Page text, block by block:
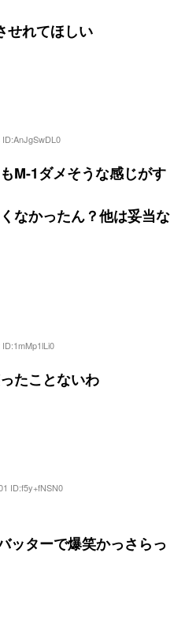
せれてほしい
M-1ダメそうな感じがす
なかったん？他は妥当な
たことないわ
ID:f5y+fNSN0
ッターで爆笑かっさらっ